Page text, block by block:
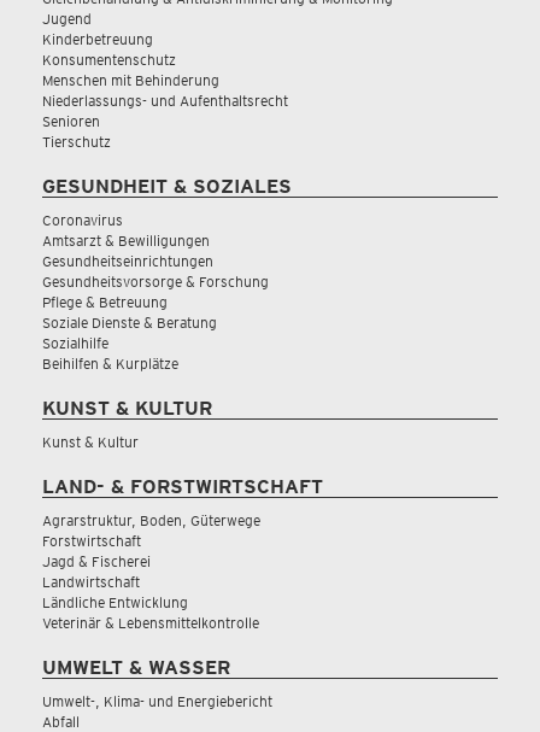
Jugend
Kinderbetreuung
Konsumentenschutz
Menschen mit Behinderung
Niederlassungs- und Aufenthaltsrecht
Senioren
Tierschutz
GESUNDHEIT & SOZIALES
Coronavirus
Amtsarzt & Bewilligungen
Gesundheitseinrichtungen
Gesundheitsvorsorge & Forschung
Pflege & Betreuung
Soziale Dienste & Beratung
Sozialhilfe
Beihilfen & Kurplätze
KUNST & KULTUR
Kunst & Kultur
LAND- & FORSTWIRTSCHAFT
Agrarstruktur, Boden, Güterwege
Forstwirtschaft
Jagd & Fischerei
Landwirtschaft
Ländliche Entwicklung
Veterinär & Lebensmittelkontrolle
UMWELT & WASSER
Umwelt-, Klima- und Energiebericht
Abfall